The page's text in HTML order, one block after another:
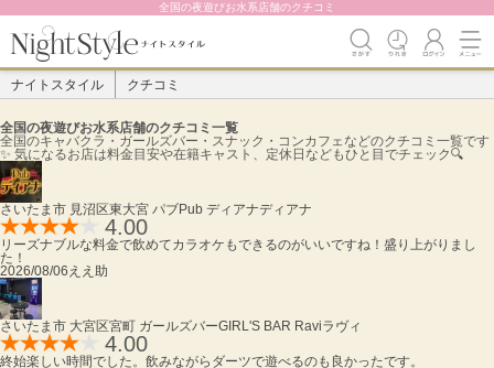
全国の夜遊びお水系店舗のクチコミ
ナイトスタイル クチコミ
全国の夜遊びお水系店舗のクチコミ一覧
全国のキャバクラ・ガールズバー・スナック・コンカフェなどのクチコミ一覧です
✨️ 気になるお店は料金目安や在籍キャスト、定休日などもひと目でチェック🔍
さいたま市 見沼区東大宮 パブPub ディアナディアナ
4.00
リーズナブルな料金で飲めてカラオケもできるのがいいですね！盛り上がりまし
た！
2026/08/06 ええ助
さいたま市 大宮区宮町 ガールズバーGIRL'S BAR Raviラヴィ
4.00
終始楽しい時間でした。飲みながらダーツで遊べるのも良かったです。